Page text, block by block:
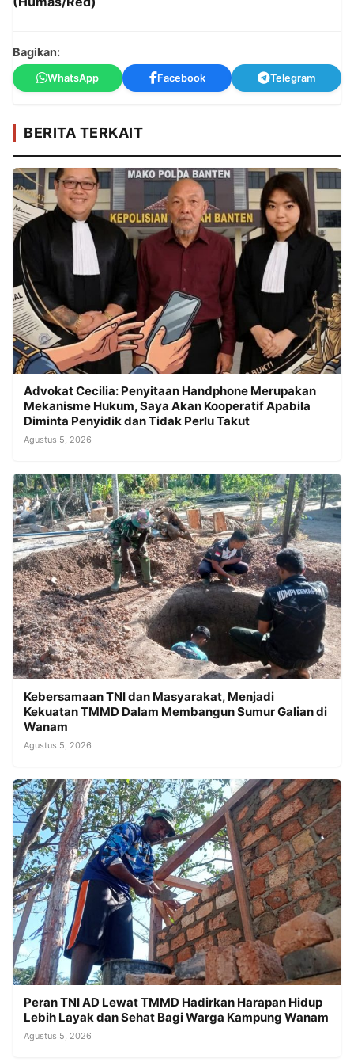
Bagikan:
WhatsApp Facebook Telegram
BERITA TERKAIT
Advokat Cecilia: Penyitaan Handphone Merupakan
Mekanisme Hukum, Saya Akan Kooperatif Apabila
Diminta Penyidik dan Tidak Perlu Takut
Agustus 5, 2026
Kebersamaan TNI dan Masyarakat, Menjadi
Kekuatan TMMD Dalam Membangun Sumur Galian di
Wanam
Agustus 5, 2026
Peran TNI AD Lewat TMMD Hadirkan Harapan Hidup
Lebih Layak dan Sehat Bagi Warga Kampung Wanam
Agustus 5, 2026